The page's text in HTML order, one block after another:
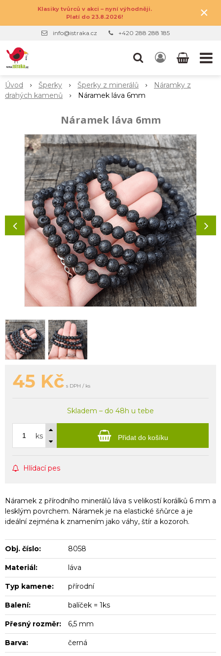
Klasiky tvůrců v akci – nyní výhodněji.
Platí do 23.8.2026!
×
info@istraka.cz +420 288 288 185
Úvod Šperky Šperky z minerálů
Náramky z
drahých kamenů
Náramek láva 6mm
Náramek láva 6mm
45 Kč s DPH / ks
Skladem – do 48h u tebe
ks Přidat do košíku
Hlídací pes
Náramek z přírodního minerálů láva s velikostí korálků 6 mm a
lesklým povrchem. Náramek je na elastické šňůrce a je
ideální zejména k znamením jako váhy, štír a kozoroh.
Obj. číslo: 8058
Materiál: láva
Typ kamene: přírodní
Balení: balíček = 1ks
Přesný rozměr: 6,5 mm
Barva: černá